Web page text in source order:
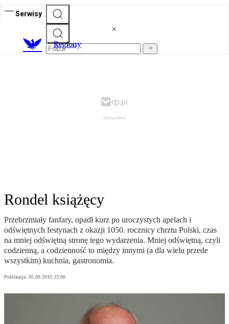
Serwisy
Regiony
Rondel książęcy
Przebrzmiały fanfary, opadł kurz po uroczystych apelach i
odświętnych festynach z okazji 1050. rocznicy chrztu Polski, czas
na mniej odświętną stronę tego wydarzenia. Mniej odświętną, czyli
codzienną, a codzienność to między innymi (a dla wielu przede
wszystkim) kuchnia, gastronomia.
Publikacja: 05.09.2016 23:00